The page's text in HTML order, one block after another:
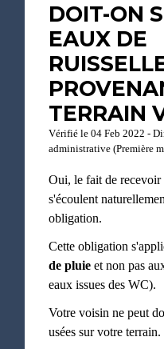
DOIT-ON
EAUX DE
TERRAIN
Vérifié le 04 Feb 2022 -
administrative (Première
Oui, le fait de recevoir
s'écoulent
obligation.
Cette obligation
de pluie et non pas
eaux issues des WC).
Votre voisin ne peut
usées sur votre terrain.